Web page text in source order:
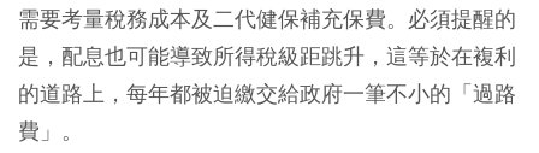
需要考量稅務成本及二代健保補充保費。必須提醒的
是，配息也可能導致所得稅級距跳升，這等於在複利
的道路上，每年都被迫繳交給政府一筆不小的「過路
費」。